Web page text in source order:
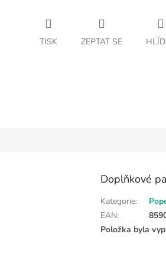
TISK ZEPTAT SE
Doplňkové
Kategorie:
EAN:
Položka byla